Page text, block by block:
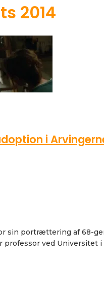
2014
i
sin portrættering af 68-
professor ved Universitet i